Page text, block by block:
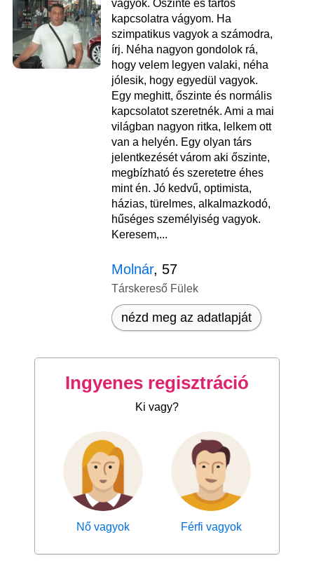
vagyok. Őszinte és tartós
kapcsolatra vágyom. Ha
szimpatikus vagyok a számodra,
írj. Néha nagyon gondolok rá,
hogy velem legyen valaki, néha
jólesik, hogy egyedül vagyok.
Egy meghitt, őszinte és normális
kapcsolatot szeretnék. Ami a mai
világban nagyon ritka, lelkem ott
van a helyén. Egy olyan társ
jelentkezését várom aki őszinte,
megbízható és szeretetre éhes
mint én. Jó kedvű, optimista,
házias, türelmes, alkalmazkodó,
hűséges személyiség vagyok.
Keresem,...
Molnár, 57
Társkereső Fülek
nézd meg az adatlapját
Ingyenes regisztráció
Ki vagy?
Nő vagyok Férfi vagyok